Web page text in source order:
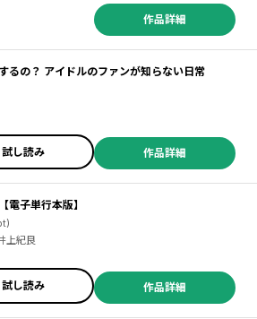
作品詳細
るの？ アイドルのファンが知らない日常
試し読み 作品詳細
電子単行本版】
宗 ／井上紀良
試し読み 作品詳細